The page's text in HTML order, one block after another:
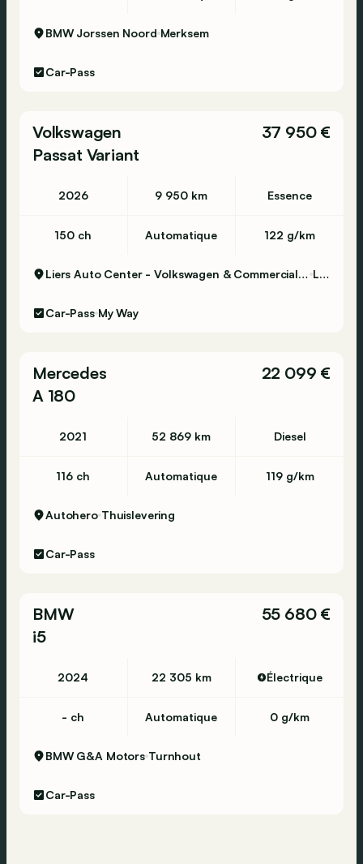
BMW Jorssen Noord Merksem
Car-Pass
Volkswagen
Passat Variant
37 950 €
2026 9 950 km Essence
150 ch Automatique 122 g/km
Liers Auto Center - Volkswagen & Commercial Vehicles Lier
Car-Pass My Way
Mercedes
A 180
22 099 €
2021 52 869 km Diesel
116 ch Automatique 119 g/km
Autohero Thuislevering
Car-Pass
BMW
i5
55 680 €
2024 22 305 km Électrique
- ch Automatique 0 g/km
BMW G&A Motors Turnhout
Car-Pass